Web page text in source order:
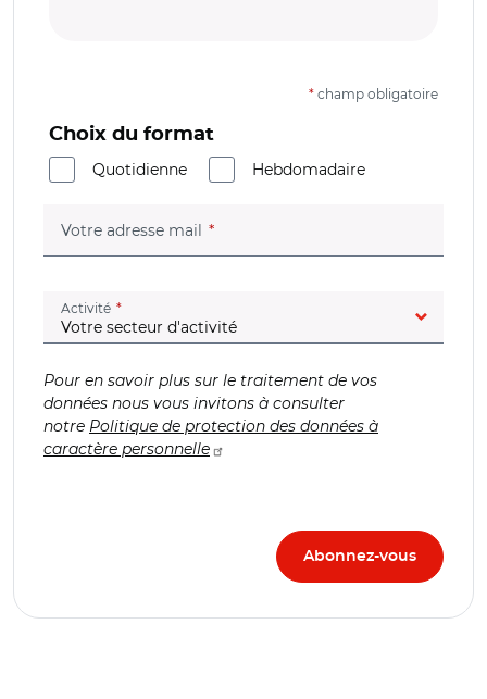
* champ obligatoire
Choix du format
Quotidienne
Hebdomadaire
Votre adresse mail (champ obligatoire)
Activité (champ obligatoire)
Pour en savoir plus sur le traitement de vos
données nous vous invitons à consulter
notre Politique de protection des données à
caractère personnelle